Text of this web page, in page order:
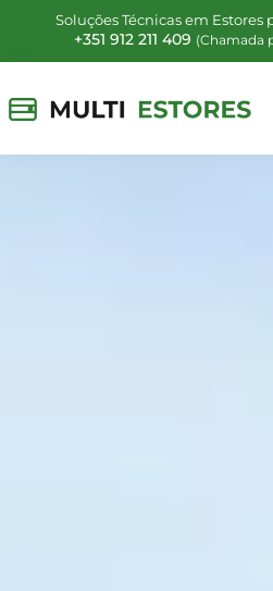
Soluções Técnicas em Estores
+351 912 211 409 (Chamada